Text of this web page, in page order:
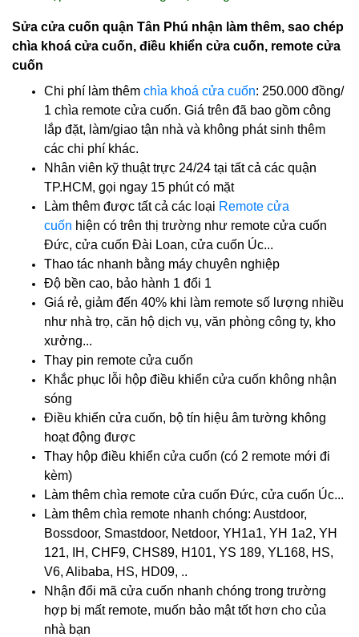
Sửa cửa cuốn quận Tân Phú nhận làm thêm, sao chép
chìa khoá cửa cuốn, điều khiển cửa cuốn, remote cửa
cuốn
Chi phí làm thêm chìa khoá cửa cuốn: 250.000 đồng/
1 chìa remote cửa cuốn. Giá trên đã bao gồm công
lắp đặt, làm/giao tận nhà và không phát sinh thêm
các chi phí khác.
Nhân viên kỹ thuật trực 24/24 tại tất cả các quận
TP.HCM, gọi ngay 15 phút có mặt
Làm thêm được tất cả các loại Remote cửa
cuốn hiện có trên thị trường như remote cửa cuốn
Đức, cửa cuốn Đài Loan, cửa cuốn Úc...
Thao tác nhanh bằng máy chuyên nghiệp
Độ bền cao, bảo hành 1 đổi 1
Giá rẻ, giảm đến 40% khi làm remote số lượng nhiều
như nhà trọ, căn hộ dịch vụ, văn phòng công ty, kho
xưởng...
Thay pin remote cửa cuốn
Khắc phục lỗi hộp điều khiển cửa cuốn không nhận
sóng
Điều khiển cửa cuốn, bộ tín hiệu âm tường không
hoạt động được
Thay hộp điều khiển cửa cuốn (có 2 remote mới đi
kèm)
Làm thêm chìa remote cửa cuốn Đức, cửa cuốn Úc...
Làm thêm chìa remote nhanh chóng: Austdoor,
Bossdoor, Smastdoor, Netdoor, YH1a1, YH 1a2, YH
121, IH, CHF9, CHS89, H101, YS 189, YL168, HS,
V6, Alibaba, HS, HD09, ..
Nhận đổi mã cửa cuốn nhanh chóng trong trường
hợp bị mất remote, muốn bảo mật tốt hơn cho của
nhà bạn